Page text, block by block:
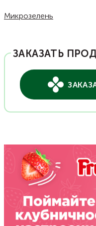
Микрозелень
ЗАКАЗАТЬ